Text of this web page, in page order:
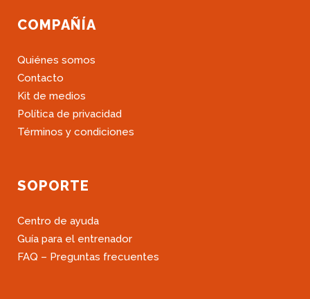
COMPAÑÍA
Quiénes somos
Contacto
Kit de medios
Política de privacidad
Términos y condiciones
SOPORTE
Centro de ayuda
Guía para el entrenador
FAQ – Preguntas frecuentes